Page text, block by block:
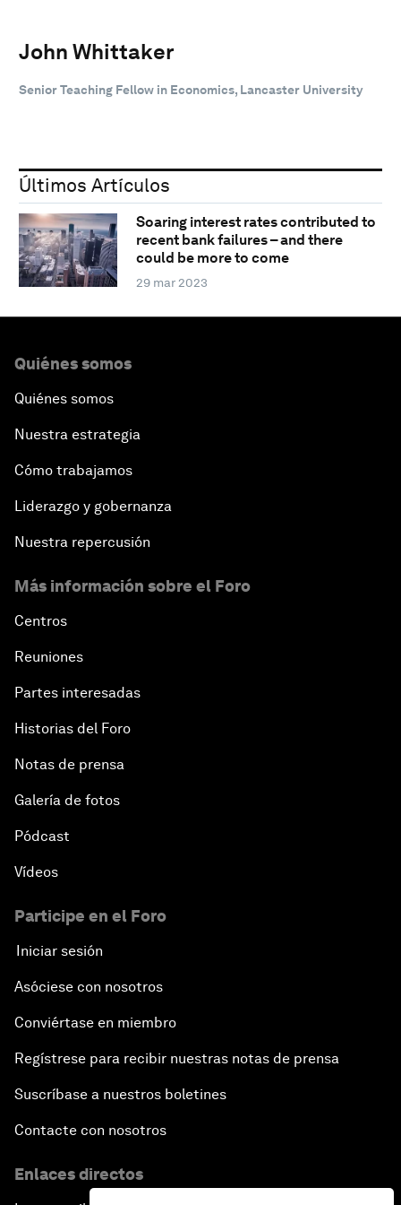
John Whittaker
Senior Teaching Fellow in Economics, Lancaster University
Últimos Artículos
Soaring interest rates contributed to
recent bank failures – and there
could be more to come
29 mar 2023
Quiénes somos
Quiénes somos
Nuestra estrategia
Cómo trabajamos
Liderazgo y gobernanza
Nuestra repercusión
Más información sobre el Foro
Centros
Reuniones
Partes interesadas
Historias del Foro
Notas de prensa
Galería de fotos
Pódcast
Vídeos
Participe en el Foro
Iniciar sesión
Asóciese con nosotros
Conviértase en miembro
Regístrese para recibir nuestras notas de prensa
Suscríbase a nuestros boletines
Contacte con nosotros
Enlaces directos